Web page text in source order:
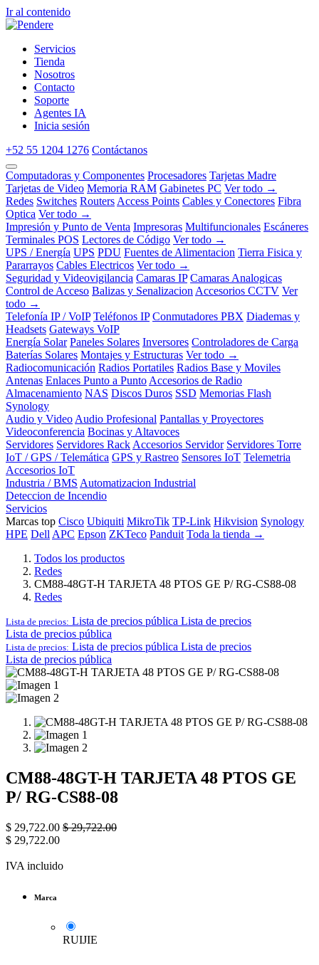
Ir al contenido
Servicios
Tienda
Nosotros
Contacto
Soporte
Agentes IA
Inicia sesión
+52 55 1204 1276 Contáctanos
Computadoras y Componentes Procesadores Tarjetas Madre
Tarjetas de Video Memoria RAM Gabinetes PC Ver todo →
Redes Switches Routers Access Points Cables y Conectores Fibra
Optica Ver todo →
Impresión y Punto de Venta Impresoras Multifuncionales Escáneres
Terminales POS Lectores de Código Ver todo →
UPS / Energía UPS PDU Fuentes de Alimentacion Tierra Fisica y
Pararrayos Cables Electricos Ver todo →
Seguridad y Videovigilancia Camaras IP Camaras Analogicas
Control de Acceso Balizas y Senalizacion Accesorios CCTV Ver
todo →
Telefonía IP / VoIP Teléfonos IP Conmutadores PBX Diademas y
Headsets Gateways VoIP
Energía Solar Paneles Solares Inversores Controladores de Carga
Baterías Solares Montajes y Estructuras Ver todo →
Radiocomunicación Radios Portatiles Radios Base y Moviles
Antenas Enlaces Punto a Punto Accesorios de Radio
Almacenamiento NAS Discos Duros SSD Memorias Flash
Synology
Audio y Video Audio Profesional Pantallas y Proyectores
Videoconferencia Bocinas y Altavoces
Servidores Servidores Rack Accesorios Servidor Servidores Torre
IoT / GPS / Telemática GPS y Rastreo Sensores IoT Telemetria
Accesorios IoT
Industria / BMS Automatizacion Industrial
Deteccion de Incendio
Servicios
Marcas top Cisco Ubiquiti MikroTik TP-Link Hikvision Synology
HPE Dell APC Epson ZKTeco Panduit Toda la tienda →
Todos los productos
Redes
CM88-48GT-H TARJETA 48 PTOS GE P/ RG-CS88-08
Redes
Lista de precios: Lista de precios pública Lista de precios
Lista de precios pública
Lista de precios: Lista de precios pública Lista de precios
Lista de precios pública
CM88-48GT-H TARJETA 48 PTOS GE
P/ RG-CS88-08
$ 29,722.00 $29,722.00
$ 29,722.00
IVA incluido
Marca
RUIJIE